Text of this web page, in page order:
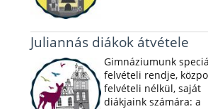
Juliannás diákok átvétele
Gimnáziumunk
felvételi rendje,
felvételi nélkül, saját
diákjaink számára: a